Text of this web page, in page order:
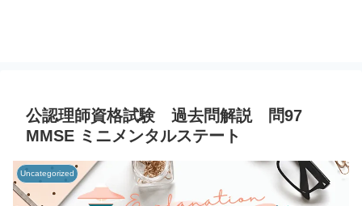
公認理師資格試験 過去問解説 問97
MMSE ミニメンタルステート
Uncategorized